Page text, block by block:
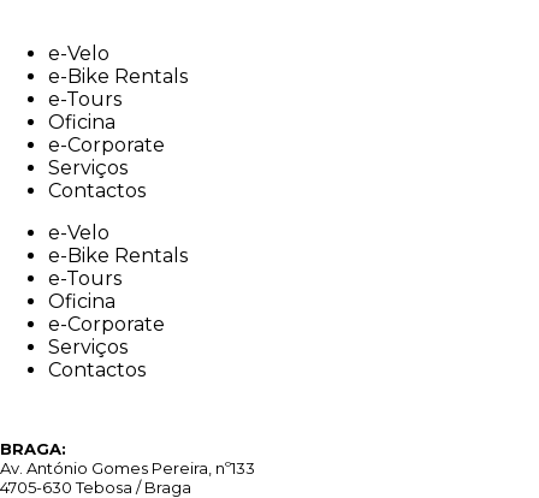
contente-Velo
e-Bike Rentals
e-Tours
Oficina
e-Corporate
Serviços
Contactos
e-Velo
e-Bike Rentals
e-Tours
Oficina
e-Corporate
Serviços
Contactos
BRAGA:
Av. António Gomes Pereira, nº133
4705-630 Tebosa / Braga